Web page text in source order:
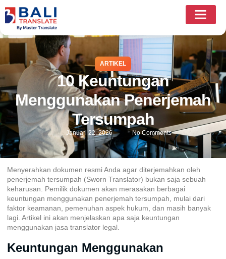
ARTIKEL
10 Keuntungan
Menggunakan Penerjemah
Tersumpah
Januari 22, 2026 No Comments
Menyerahkan dokumen resmi Anda agar diterjemahkan oleh
penerjemah tersumpah (Sworn Translator) bukan saja sebuah
keharusan. Pemilik dokumen akan merasakan berbagai
keuntungan menggunakan penerjemah tersumpah, mulai dari
faktor keamanan, pemenuhan aspek hukum, dan masih banyak
lagi. Artikel ini akan menjelaskan apa saja keuntungan
menggunakan jasa translator legal.
Keuntungan Menggunakan